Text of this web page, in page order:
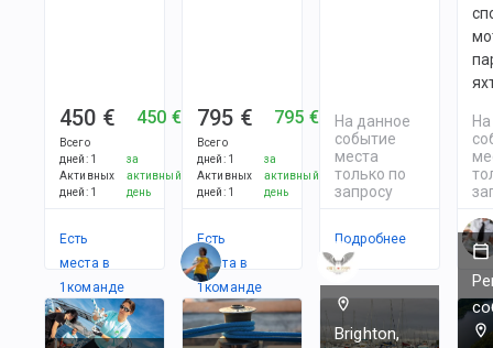
450 €
Всего
дней: 1
Активных
дней: 1
450 €
за
активный
день
Есть
места в
1командe
795 €
Всего
дней: 1
Активных
дней: 1
795 €
за
активный
день
Есть
места в
1командe
На данное
событие
места
только по
запросу
Подробнее
Brighton,